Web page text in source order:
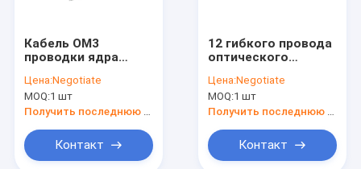
Кабель OM3
проводки ядра
центра данных 8
Цена:Negotiate
MOQ:1 шт
Получить последнюю цену
Контакт
12 гибкого провода
оптического
0.9mm MPO-LC
Цена:Negotiate
MOQ:1 шт
Получить последнюю цену
Контакт